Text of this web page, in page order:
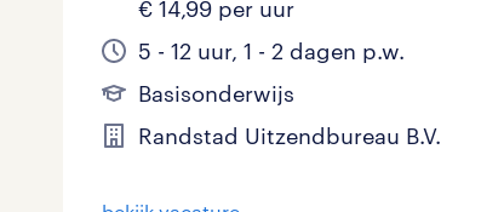
Callcenter / Contactcenter
Engineering
ICT
MBO, HAVO, VWO
VMBO/MAVO 0
25 - 32 uur
toon 2 resultaten
toon 2 resultaten
€ 14,99 per uur
5 - 12 uur, 1 - 2 dagen p.w.
Basisonderwijs
Randstad Uitzendbureau B.V.